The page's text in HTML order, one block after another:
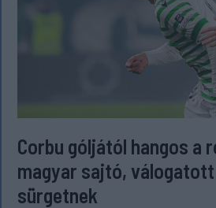
Corbu góljától hangos a
magyar sajtó,
sürgetnek